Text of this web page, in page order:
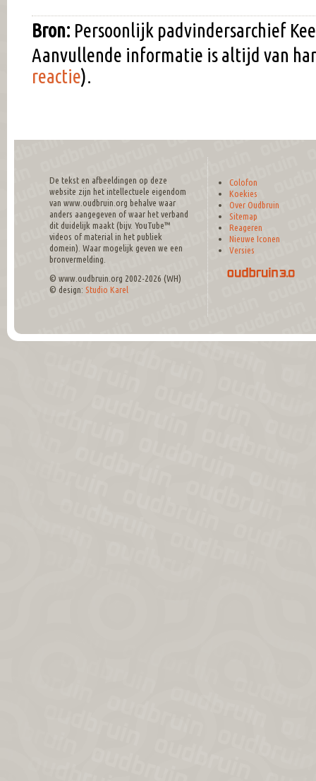
Bron: Persoonlijk padvindersarchief
Aanvullende informatie is altijd van
reactie).
De tekst en afbeeldingen op deze
website zijn het intellectuele eigendom
van www.oudbruin.org behalve waar
anders aangegeven of waar het verband
dit duidelijk maakt (bijv. YouTube™
videos of material in het publiek
domein). Waar mogelijk geven we een
bronvermelding.
© www.oudbruin.org 2002-2026 (WH)
© design: Studio Karel
Colofon
Koekies
Over Oudbruin
Sitemap
Reageren
Nieuwe Iconen
Versies